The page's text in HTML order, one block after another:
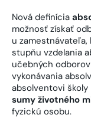
Nová definícia
možnosť získať
u
stupňu vzdelania
učebných
vykonávania
absolventovi školy
sumy životného
fyzickú osobu.